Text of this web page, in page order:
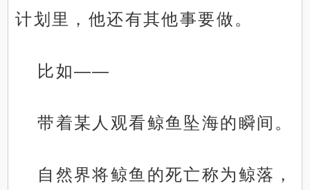
计划里，他还有其他事要做。
比如——
带着某人观看鲸鱼坠海的瞬间。
自然界将鲸鱼的死亡称为鲸落，